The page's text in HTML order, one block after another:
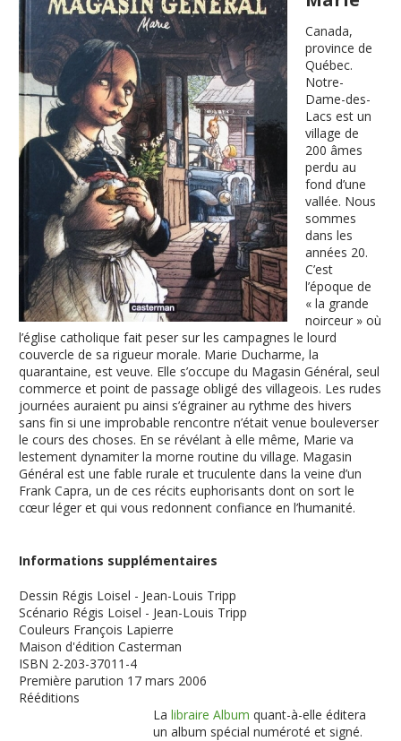
Canada,
province de
Québec.
Notre-
Dame-des-
Lacs est un
village de
200 âmes
perdu au
fond d’une
vallée. Nous
sommes
dans les
années 20.
C’est
l’époque de
« la grande
noirceur » où
l’église catholique fait peser sur les campagnes le lourd
couvercle de sa rigueur morale. Marie Ducharme, la
quarantaine, est veuve. Elle s’occupe du Magasin Général, seul
commerce et point de passage obligé des villageois. Les rudes
journées auraient pu ainsi s’égrainer au rythme des hivers
sans fin si une improbable rencontre n’était venue bouleverser
le cours des choses. En se révélant à elle même, Marie va
lestement dynamiter la morne routine du village. Magasin
Général est une fable rurale et truculente dans la veine d’un
Frank Capra, un de ces récits euphorisants dont on sort le
cœur léger et qui vous redonnent confiance en l’humanité.
Informations supplémentaires
Dessin Régis Loisel - Jean-Louis Tripp
Scénario Régis Loisel - Jean-Louis Tripp
Couleurs François Lapierre
Maison d'édition Casterman
ISBN 2-203-37011-4
Première parution 17 mars 2006
Rééditions
Lalibraire Album quant-à-elle éditera
un album spécial numéroté et signé.